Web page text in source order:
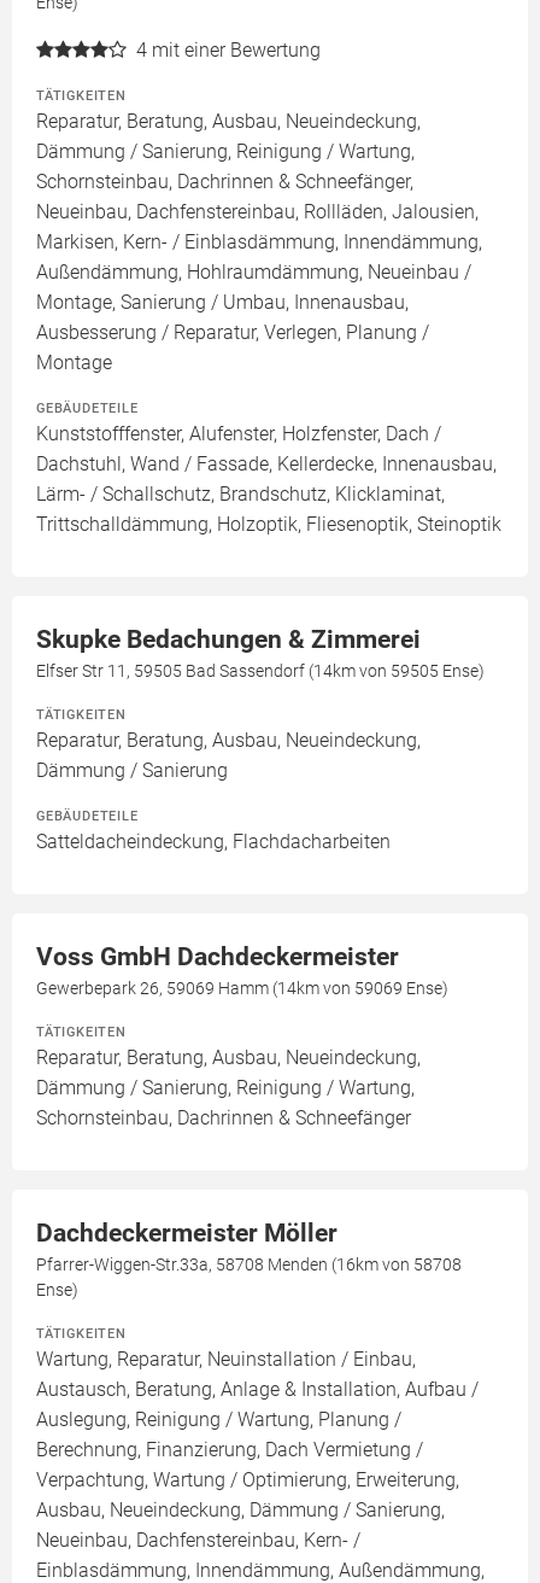
4 mit einer Bewertung
TÄTIGKEITEN
Reparatur, Beratung, Ausbau, Neueindeckung,
Dämmung / Sanierung, Reinigung / Wartung,
Schornsteinbau, Dachrinnen & Schneefänger,
Neueinbau, Dachfenstereinbau, Rollläden, Jalousien,
Markisen, Kern- / Einblasdämmung, Innendämmung,
Außendämmung, Hohlraumdämmung, Neueinbau /
Montage, Sanierung / Umbau, Innenausbau,
Ausbesserung / Reparatur, Verlegen, Planung /
Montage
GEBÄUDETEILE
Kunststofffenster, Alufenster, Holzfenster, Dach /
Dachstuhl, Wand / Fassade, Kellerdecke, Innenausbau,
Lärm- / Schallschutz, Brandschutz, Klicklaminat,
Trittschalldämmung, Holzoptik, Fliesenoptik, Steinoptik
Skupke Bedachungen & Zimmerei
Elfser Str 11, 59505 Bad Sassendorf (14km von 59505 Ense)
TÄTIGKEITEN
Reparatur, Beratung, Ausbau, Neueindeckung,
Dämmung / Sanierung
GEBÄUDETEILE
Satteldacheindeckung, Flachdacharbeiten
Voss GmbH Dachdeckermeister
Gewerbepark 26, 59069 Hamm (14km von 59069 Ense)
TÄTIGKEITEN
Reparatur, Beratung, Ausbau, Neueindeckung,
Dämmung / Sanierung, Reinigung / Wartung,
Schornsteinbau, Dachrinnen & Schneefänger
Dachdeckermeister Möller
Pfarrer-Wiggen-Str.33a, 58708 Menden (16km von 58708
Ense)
TÄTIGKEITEN
Wartung, Reparatur, Neuinstallation / Einbau,
Austausch, Beratung, Anlage & Installation, Aufbau /
Auslegung, Reinigung / Wartung, Planung /
Berechnung, Finanzierung, Dach Vermietung /
Verpachtung, Wartung / Optimierung, Erweiterung,
Ausbau, Neueindeckung, Dämmung / Sanierung,
Neueinbau, Dachfenstereinbau, Kern- /
Einblasdämmung, Innendämmung, Außendämmung,